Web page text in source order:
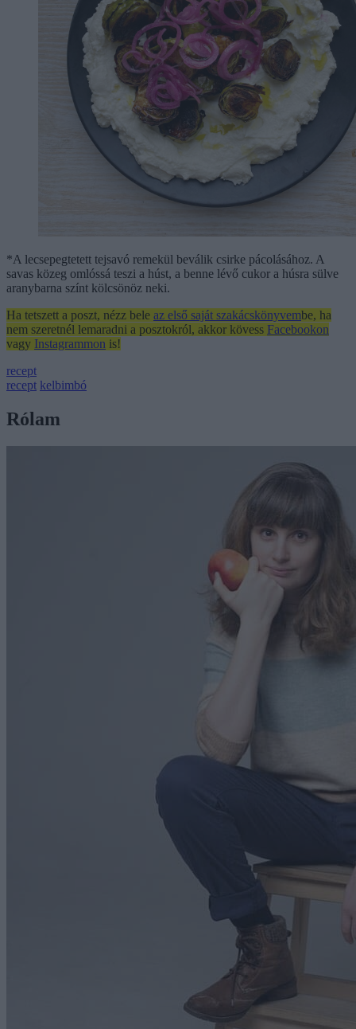
*A lecsepegtetett tejsavó remekül beválik csirke pácolásához. A
savas közeg omlóssá teszi a húst, a benne lévő cukor a húsra sülve
aranybarna színt kölcsönöz neki.
Ha tetszett a poszt, nézz bele az első saját szakácskönyvembe, ha
nem szeretnél lemaradni a posztokról, akkor kövess Facebookon
vagy Instagrammon is!
recept
recept kelbimbó
Rólam